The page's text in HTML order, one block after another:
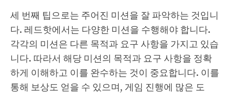
세 번째 팁으로는 주어진 미션을 잘 파악하는 것입니
다. 레드핫에서는 다양한 미션을 수행해야 합니다.
각각의 미션은 다른 목적과 요구 사항을 가지고 있습
니다. 따라서 해당 미션의 목적과 요구 사항을 정확
하게 이해하고 이를 완수하는 것이 중요합니다. 이를
통해 보상도 얻을 수 있으며, 게임 진행에 많은 도